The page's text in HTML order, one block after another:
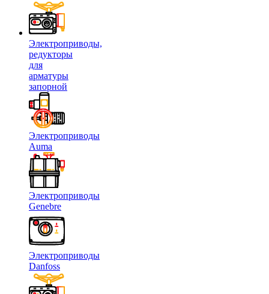
Электроприводы,
редукторы
для
арматуры
запорной
Электроприводы
Auma
Электроприводы
Genebre
Электроприводы
Danfoss